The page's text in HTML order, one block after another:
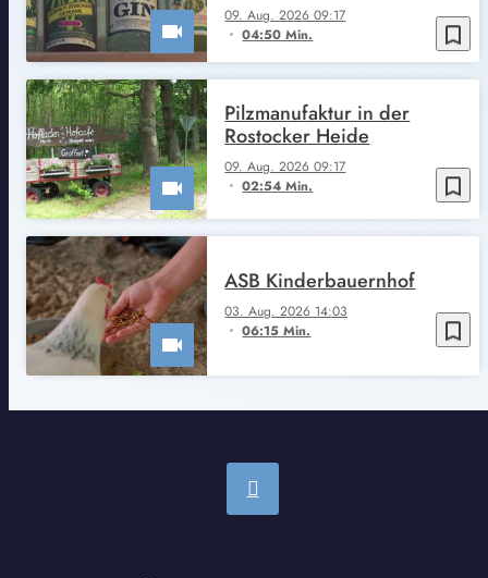
bookmark_border
09. Aug. 2026 09:17
04:50 Min.
bookmark_border
09. Aug. 2026 09:17
02:54 Min.
Pilzmanufaktur in der
Rostocker Heide
bookmark_border
03. Aug. 2026 14:03
06:15 Min.
ASB Kinderbauernhof